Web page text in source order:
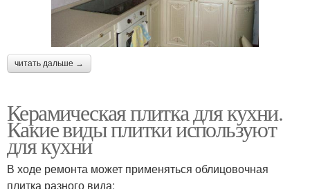
читать дальше →
Керамическая плитка для кухни.
Какие виды плитки используют
для кухни
В ходе ремонта может применяться облицовочная
плитка разного вида: